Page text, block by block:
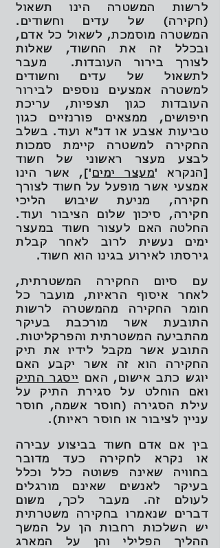
לרשות המשטרה הינו תשאול
(חקירה) של עדים וחשודים.
המשטרה מוסמכת, לשאול כל אדם,
ובכלל זה את החשוד, שאלות
לצורך בירור העובדות. מעבר
לתשאול של עדים וחשודים
למשטרה אמצעים נוספים לבירור
העובדות כגון תצפיות, עריכת
חיפושים, ממצאים פורנזיים כגון
טביעות אצבע או דנ"א ועוד. בשלב
החקירה למשטרה קיימת סמכות
לבצע מעצר ראשוני של חשוד
[הנקרא 'מעצר ימים '], אשר הינו
אמצעי אשר מופעל על חשוד לצורך
חקירה, מניעת שיבוש הליכי
חקירה, סיכון שלום הציבור ועוד.
החלטה האם לעצור חשוד במעצר
ימים נעשית לרוב לאחר קבלת
גירסתו לאירוע בגינו הוא חשוד.
עם סיום החקירה המשטרתית,
לאחר איסוף הראיות, מועבר כל
חומר החקירה מהמשטרה לרשות
התובעת אשר מורכבת בעיקר
מהתביעה המשטרתית והפרקליטות.
התובע אשר מקבל לידיו את תיק
החקירה הוא זה אשר יקבע האם
יוגש כתב אישום, האם
ייסגר התיק
ואם הוחלט על סגירת התיק על
עילת הסגירה (חוסר אשמה, חוסר
עניין לציבור או חוסר ראיות).
בין אם אדם חשוד בביצוע עבירה
או נקרא לחקירה כעד מדובר
בחוויה שאינה פשוטה כלל וכלל
בעיקר לאנשים שאינם מורגלים
לעולם זה. מעבר לכך, משום
דברים שנאמרו בחקירה משטרתית
יש השלכות רחבות הן על המשך
ההליך הפלילי והן על המארג